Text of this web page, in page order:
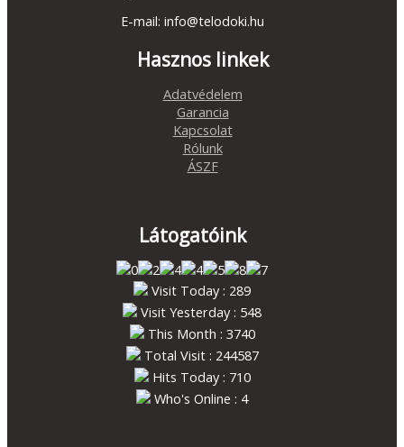
E-mail: info@telodoki.hu
Hasznos linkek
Adatvédelem
Garancia
Kapcsolat
Rólunk
ÁSZF
Látogatóink
Visit Today : 289
Visit Yesterday : 548
This Month : 3740
Total Visit : 244587
Hits Today : 710
Who's Online : 4